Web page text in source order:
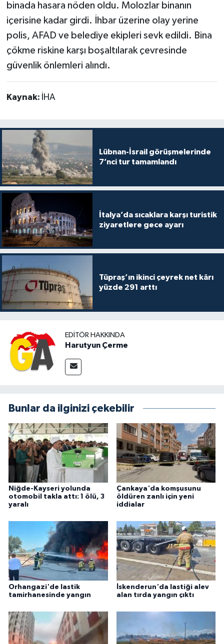
binada hasara nöden oldu. Molozlar binanın
içerisine kadar girdi. İhbar üzerine olay yerine
polis, AFAD ve belediye ekipleri sevk edildi. Bina
çökme riskine karşı boşaltılarak çevresinde
güvenlik önlemleri alındı.
Kaynak: İHA
Lübnan-İsrail görüşmelerinde
7’nci tur tamamlandı
İtalya’da sıcaklara karşı turistik
ziyaretlere gece ayarı
Tüpraş’ın ikinci çeyrek net kârı
yüzde 291 arttı
EDITÖR HAKKINDA
Harutyun Çerme
Bunlar da ilginizi çekebilir
Niğde-Kayseri yolunda
otomobil takla attı: 1 ölü, 3
yaralı
Çankaya'da komşusunu
öldüren zanlı için yeni
iddialar
Orhangazi'de lastik
tamirhanesinde yangın
İskenderun'da lastiği alev
alan tırda yangın çıktı